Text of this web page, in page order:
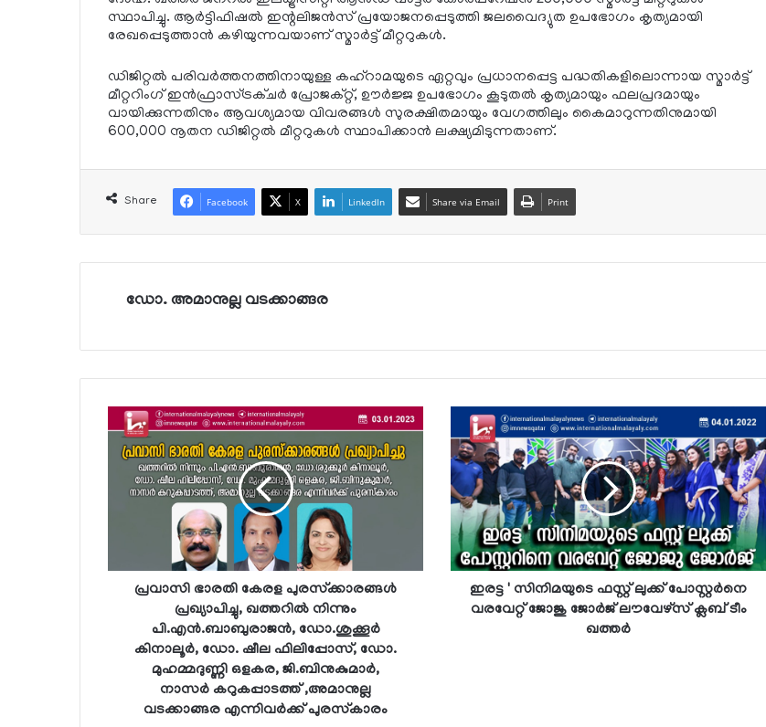
സ്ഥാപിച്ചു. ആര്‍ട്ടിഫിഷല്‍ ഇന്റലിജന്‍സ് പ്രയോജനപ്പെടുത്തി ജലവൈദ്യുത ഉപഭോഗം കൃത്യമായി
രേഖപ്പെടുത്താന്‍ കഴിയുന്നവയാണ് സ്മാര്‍ട്ട് മീറ്ററുകള്‍.
ഡിജിറ്റല്‍ പരിവര്‍ത്തനത്തിനായുള്ള കഹ്റാമയുടെ ഏറ്റവും പ്രധാനപ്പെട്ട പദ്ധതികളിലൊന്നായ സ്മാര്‍ട്ട്
മീറ്ററിംഗ് ഇന്‍ഫ്രാസ്ട്രക്ചര്‍ പ്രോജക്റ്റ്, ഊര്‍ജ്ജ ഉപഭോഗം കൂടുതല്‍ കൃത്യമായും ഫലപ്രദമായും
വായിക്കുന്നതിനും ആവശ്യമായ വിവരങ്ങള്‍ സുരക്ഷിതമായും വേഗത്തിലും കൈമാറുന്നതിനുമായി
600,000 നൂതന ഡിജിറ്റല്‍ മീറ്ററുകള്‍ സ്ഥാപിക്കാന്‍ ലക്ഷ്യമിടുന്നതാണ്.
Share Facebook X LinkedIn Share via Email Print
ഡോ. അമാനുല്ല വടക്കാങ്ങര
പ്രവാസി ഭാരതി കേരള പുരസ്‌ക്കാരങ്ങള്‍
പ്രഖ്യാപിച്ചു, ഖത്തറില്‍ നിന്നും
പി.എന്‍.ബാബുരാജന്‍, ഡോ.ശുക്കൂര്‍
കിനാലൂര്‍, ഡോ. ഷീല ഫിലിപ്പോസ്, ഡോ.
മുഹമ്മദുണ്ണി ഒളകര, ജി.ബിനുകുമാര്‍,
നാസര്‍ കറുകപ്പാടത്ത് ,അമാനുല്ല
വടക്കാങ്ങര എന്നിവര്‍ക്ക് പുരസ്‌കാരം
ഇരട്ട ' സിനിമയുടെ ഫസ്റ്റ് ലുക്ക് പോസ്റ്റര്‍നെ
വരവേറ്റ് ജോജു ജോര്‍ജ് ലൗവേഴ്‌സ് ക്ലബ് ടീം
ഖത്തര്‍